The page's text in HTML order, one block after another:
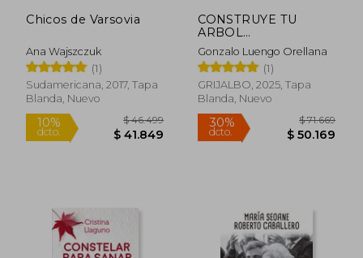
Chicos de Varsovia
Ana Wajszczuk
(1)
Sudamericana, 2017, Tapa
Blanda, Nuevo
Rápido
CONSTRUYE TU
ARBOL
GENEALOGICO
Gonzalo Luengo Orellana
(1)
GRIJALBO, 2025, Tapa
Blanda, Nuevo